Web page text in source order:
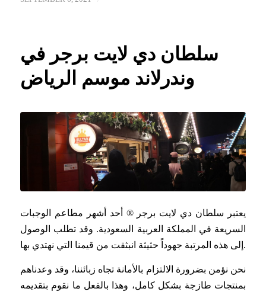
سلطان دي لايت برجر في
وندرلاند موسم الرياض
يعتبر سلطان دي لايت برجر ® أحد أشهر مطاعم الوجبات
السريعة في المملكة العربية السعودية. وقد تطلب الوصول
إلى هذه المرتبة جهوداً حثيثة انبثقت من قيمنا التي نهتدي بها.
نحن نؤمن بضرورة الالتزام بالأمانة تجاه زبائننا، وقد وعدناهم
بمنتجات طازجة بشكل كامل، وهذا بالفعل ما نقوم بتقديمه